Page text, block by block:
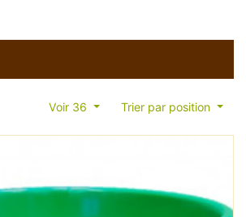
Voir 36 Trier par position